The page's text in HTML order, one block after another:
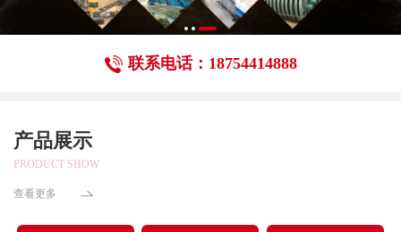
联系电话：18754414888
产品展示
PRODUCT SHOW
查看更多